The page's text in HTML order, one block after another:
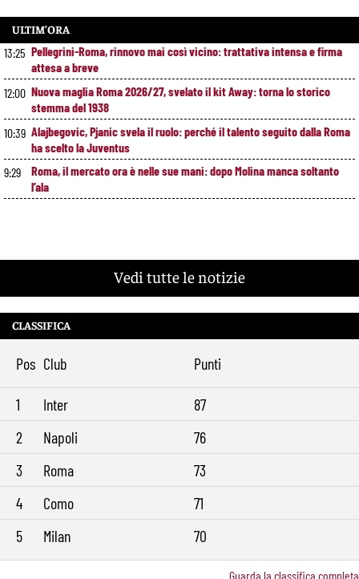
ULTIM’ORA
13:25 Pellegrini-Roma, rinnovo mai così vicino: trattativa intensa e firma
attesa a breve
12:00 Nuova maglia Roma 2026/27, svelato il kit Away: torna lo storico
stemma del 1938
10:39 Alajbegovic, Pjanic svela il ruolo: perché il talento seguito dalla Roma
ha scelto la Juventus
9:29
Roma, il mercato ora è nelle sue mani: dopo Molina manca soltanto
l’ala
Vedi tutte le notizie
CLASSIFICA
Pos Club Punti
1 Inter
87
2
Napoli
76
3
Roma
73
4
Como
71
5
Milan 70
Guarda la classifica completa